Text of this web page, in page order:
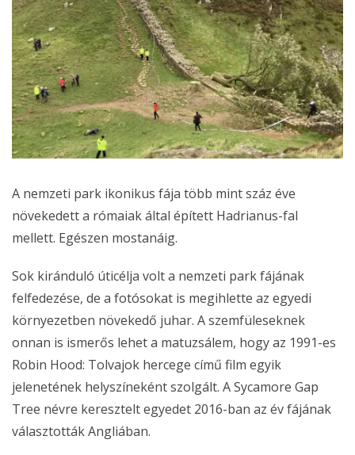
A nemzeti park ikonikus fája több mint száz éve
növekedett a rómaiak által épített Hadrianus-fal
mellett. Egészen mostanáig.
Sok kiránduló úticélja volt a nemzeti park fájának
felfedezése, de a fotósokat is megihlette az egyedi
környezetben növekedő juhar. A szemfüleseknek
onnan is ismerős lehet a matuzsálem, hogy az 1991-es
Robin Hood: Tolvajok hercege című film egyik
jelenetének helyszíneként szolgált. A Sycamore Gap
Tree névre keresztelt egyedet 2016-ban az év fájának
választották Angliában.